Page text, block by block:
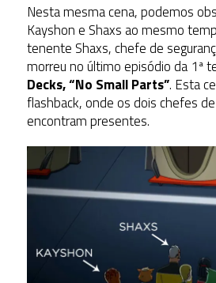
Nesta mesma cena, podemos
Kayshon e Shaxs ao mesmo
tenente Shaxs, chefe de
morreu no último episódio da 1ª
Decks, “No Small Parts”. Esta
flashback, onde os dois chefes
encontram presentes.